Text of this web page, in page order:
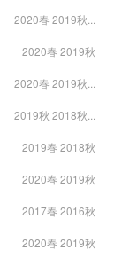
2020春 2019秋...
2020春 2019秋
2020春 2019秋...
2019秋 2018秋...
2019春 2018秋
2020春 2019秋
2017春 2016秋
2020春 2019秋